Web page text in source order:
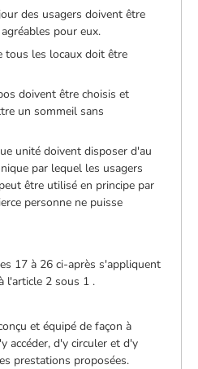
des usagers doivent être
pour eux.
tous les locaux doit être
doivent être choisis et
un sommeil sans
unité doivent disposer d'au
par lequel les usagers
être utilisé en principe par
personne ne puisse
17 à 26 ci-après s'appliquent
l'article 2 sous 1 .
et équipé de façon à
accéder, d'y circuler et d'y
prestations proposées.